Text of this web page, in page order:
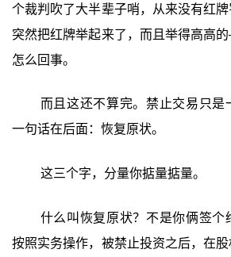
个裁判吹了大半辈子哨，从来没有红
突然把红牌举起来了，而且举得高高
怎么回事。
而且这还不算完。禁止交易只是
一句话在后面：恢复原状。
这三个字，分量你掂量掂量。
什么叫恢复原状？不是你俩签个
按照实务操作，被禁止投资之后，在